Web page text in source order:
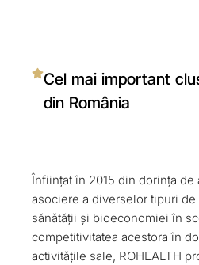
Cel mai important
din România
Înființat în 2015 din dorința
asociere a diverselor tipuri
sănătății și bioeconomiei în
competitivitatea acestora în
activitățile sale, ROHEALTH